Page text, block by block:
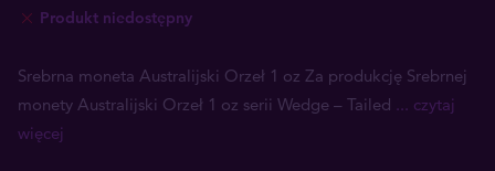
Produkt niedostępny
Srebrna moneta Australijski Orzeł 1 oz Za produkcję Srebrnej
monety Australijski Orzeł 1 oz serii Wedge – Tailed ... czytaj
więcej